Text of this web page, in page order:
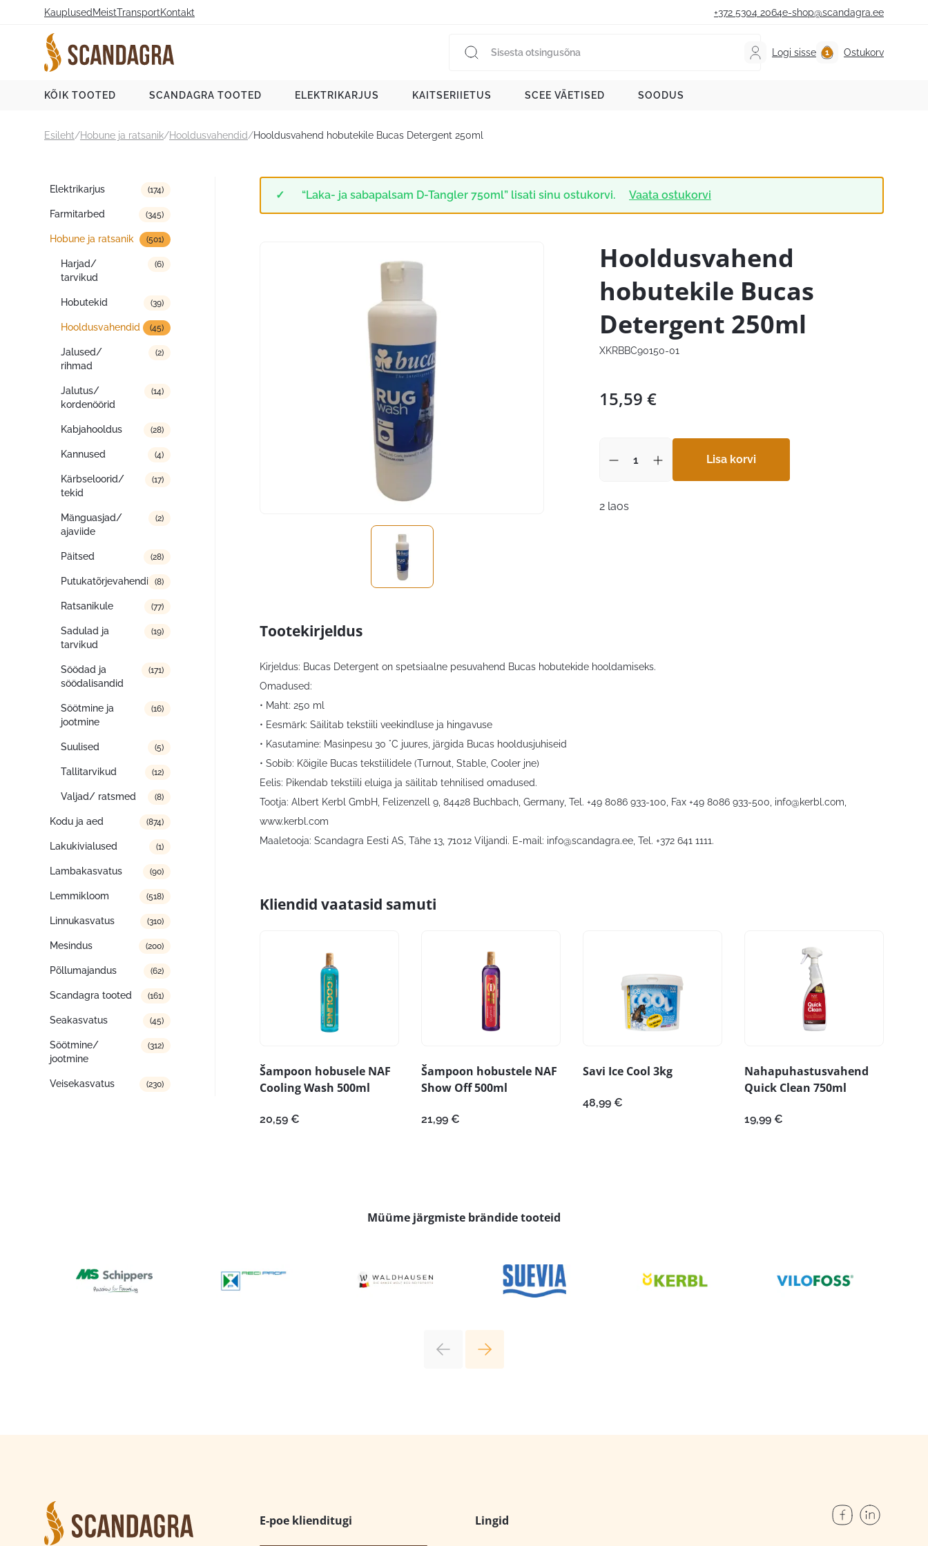
Kauplused MeistTransportKontakt +372 5304 2064e-shop@scandagra.ee
Logi sisse Ostukorv
KÕIK TOOTED SCANDAGRA TOOTED ELEKTRIKARJUS KAITSERIIETUS SCEE VÄETISED SOODUS
Esileht/Hobune ja ratsanik/Hooldusvahendid/Hooldusvahend hobutekile Bucas Detergent 250ml
Tootekategooriad
Elektrikarjus (174)
Farmitarbed (345)
Hobune ja ratsanik (501)
Harjad/
tarvikud
(6)
Hobutekid (39)
Hooldusvahendid (45)
Jalused/
rihmad
(2)
Jalutus/
kordenöörid
(14)
Kabjahooldus (28)
Kannused (4)
Kärbseloorid/
tekid
(17)
Mänguasjad/
ajaviide
(2)
Päitsed (28)
Putukatõrjevahendid (8)
Ratsanikule (77)
Sadulad ja
tarvikud
(19)
Söödad ja
söödalisandid
(171)
Söötmine ja
jootmine
(16)
Suulised (5)
Tallitarvikud (12)
Valjad/ ratsmed (8)
Kodu ja aed (874)
Lakukivialused (1)
Lambakasvatus (90)
Lemmikloom (518)
Linnukasvatus (310)
Mesindus (200)
Põllumajandus (62)
Scandagra tooted (161)
Seakasvatus (45)
Söötmine/
jootmine
(312)
Veisekasvatus (230)
“Laka- ja sabapalsam D-Tangler 750ml” lisati sinu ostukorvi. Vaata ostukorvi
Hooldusvahend
hobutekile Bucas
Detergent 250ml
XKRBBC90150-01
15,59 €
Lisa korvi
2 laos
Tootekirjeldus
Kirjeldus: Bucas Detergent on spetsiaalne pesuvahend Bucas hobutekide hooldamiseks.
Omadused:
• Maht: 250 ml
• Eesmärk: Säilitab tekstiili veekindluse ja hingavuse
• Kasutamine: Masinpesu 30 °C juures, järgida Bucas hooldusjuhiseid
• Sobib: Kõigile Bucas tekstiilidele (Turnout, Stable, Cooler jne)
Eelis: Pikendab tekstiili eluiga ja säilitab tehnilised omadused.
Tootja: Albert Kerbl GmbH, Felizenzell 9, 84428 Buchbach, Germany, Tel. +49 8086 933-100, Fax +49 8086 933-500, info@kerbl.com
www.kerbl.com
Maaletooja: Scandagra Eesti AS, Tähe 13, 71012 Viljandi. E-mail: info@scandagra.ee , Tel. +372 641 1111.
Kliendid vaatasid samuti
Šampoon hobusele NAF
Cooling Wash 500ml
20,59 €
Šampoon hobustele NAF
Show Off 500ml
21,99 €
Savi Ice Cool 3kg
48,99 €
Nahapuhastusvahend
Quick Clean 750ml
19,99 €
Müüme järgmiste brändide tooteid
E-poe klienditugi Lingid